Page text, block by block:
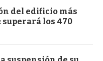
del edificio más
los 470